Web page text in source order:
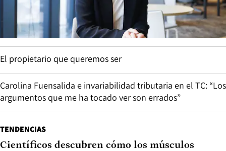
El propietario que queremos ser
Carolina Fuensalida e invariabilidad tributaria en el TC: “Los
argumentos que me ha tocado ver son errados”
TENDENCIAS
Científicos descubren cómo los músculos